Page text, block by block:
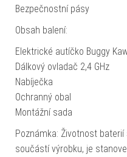
Bezpečnostní pásy
Obsah balení:
Elektrické autíčko Buggy
Dálkový ovladač 2,4 GHz
Nabíječka
Ochranný obal
Montážní sada
Poznámka: Životnost
součástí výrobku, je